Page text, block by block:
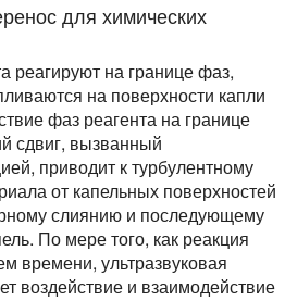
для химических
реагируют на границе фаз,
на поверхности капли
фаз реагента на границе
сдвиг, вызванный
приводит к турбулентному
от капельных поверхностей
слиянию и последующему
По мере того, как реакция
времени, ультразвуковая
воздействие и взаимодействие